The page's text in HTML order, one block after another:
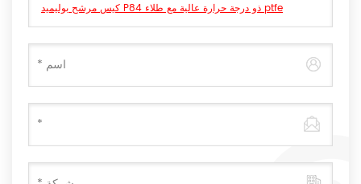
كيس مرشح بوليميد P84 ذو درجة حرارة عالية مع طلاء ptfe